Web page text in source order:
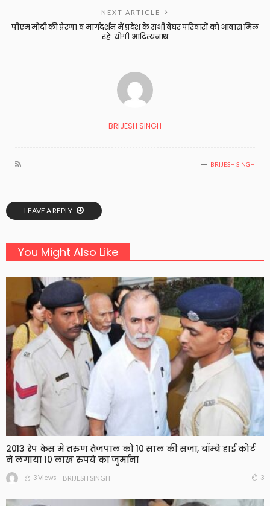
NEXT ARTICLE
पीएम मोदी की प्रेरणा व मार्गदर्शन में प्रदेश के सभी बेघर परिवारों को आवास मिल
रहे: योगी आदित्यनाथ
BRIJESH SINGH
BRIJESH SINGH
LEAVE A REPLY
You Might Also Like
2013 रेप केस में तरुण तेजपाल को 10 साल की सज़ा, बॉम्बे हाई कोर्ट
ने लगाया 10 लाख रुपये का जुर्माना
3 Views BRIJESH SINGH 3